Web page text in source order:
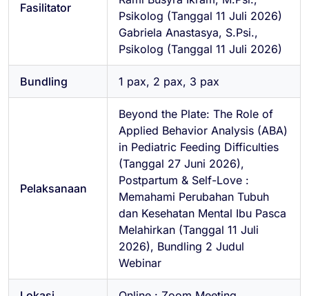
Fasilitator
Psikolog (Tanggal 11 Juli 2026)
Gabriela Anastasya, S.Psi.,
Psikolog (Tanggal 11 Juli 2026)
Bundling 1 pax, 2 pax, 3 pax
Pelaksanaan
Beyond the Plate: The Role of
Applied Behavior Analysis (ABA)
in Pediatric Feeding Difficulties
(Tanggal 27 Juni 2026),
Postpartum & Self-Love :
Memahami Perubahan Tubuh
dan Kesehatan Mental Ibu Pasca
Melahirkan (Tanggal 11 Juli
2026), Bundling 2 Judul
Webinar